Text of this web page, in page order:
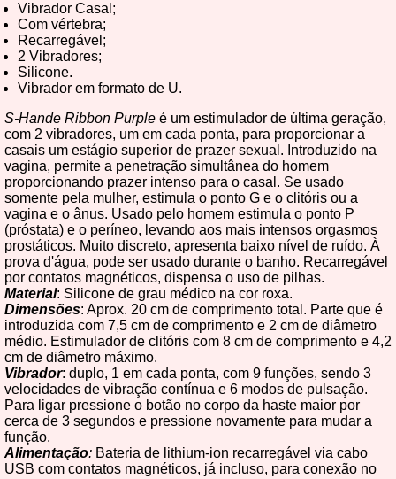
Vibrador Casal;
Com vértebra;
Recarregável;
2 Vibradores;
Silicone.
Vibrador em formato de U.
S-Hande Ribbon Purple é um estimulador de última geração,
com 2 vibradores, um em cada ponta, para proporcionar a
casais um estágio superior de prazer sexual. Introduzido na
vagina, permite a penetração simultânea do homem
proporcionando prazer intenso para o casal. Se usado
somente pela mulher, estimula o ponto G e o clitóris ou a
vagina e o ânus. Usado pelo homem estimula o ponto P
(próstata) e o períneo, levando aos mais intensos orgasmos
prostáticos. Muito discreto, apresenta baixo nível de ruído. À
prova d'água, pode ser usado durante o banho. Recarregável
por contatos magnéticos, dispensa o uso de pilhas.
Material: Silicone de grau médico na cor roxa.
Dimensões: Aprox. 20 cm de comprimento total. Parte que é
introduzida com 7,5 cm de comprimento e 2 cm de diâmetro
médio. Estimulador de clitóris com 8 cm de comprimento e 4,2
cm de diâmetro máximo.
Vibrador: duplo, 1 em cada ponta, com 9 funções, sendo 3
velocidades de vibração contínua e 6 modos de pulsação.
Para ligar pressione o botão no corpo da haste maior por
cerca de 3 segundos e pressione novamente para mudar a
função.
Alimentação: Bateria de lithium-ion recarregável via cabo
USB com contatos magnéticos, já incluso, para conexão no